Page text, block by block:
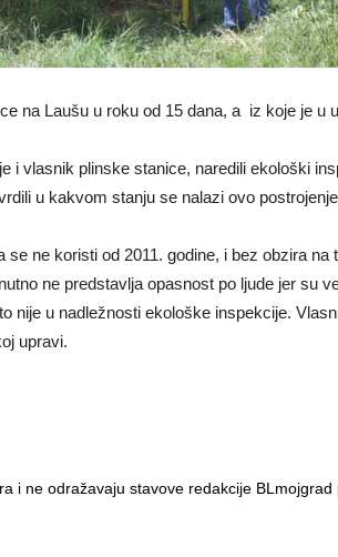
na Laušu u roku od 15 dana, a iz koje je u
i vlasnik plinske stanice, naredili ekološki
u kakvom stanju se nalazi ovo
ne koristi od 2011. godine, i bez obzira na
ne predstavlja opasnost po ljude jer su
nije u nadležnosti ekološke inspekcije.
upravi.
i ne odražavaju stavove redakcije BLmojgrad